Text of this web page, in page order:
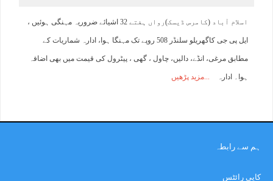
اسلام آباد (کامرس ڈیسک)رواں ہفتے 32 اشیائے ضروریہ مہنگی ہوئیں ،
ایل پی جی کاگھریلو سلنڈر 508 روپے تک مہنگا ہوا، ادارہ شماریات کے
مطابق مرغی، انڈے، دالیں، چاول ، گھی ، پیٹرول کی قیمت میں بھی اضافہ
ہوا۔ ادارہ مزید پڑھیں
ہم سے رابطہ
کاپی رائٹس